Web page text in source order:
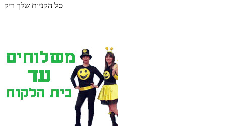
סל הקניות שלך ריק